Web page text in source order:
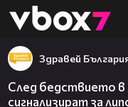
👾
Здравей
След бедствието
сигнализират за